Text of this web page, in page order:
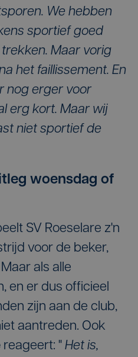
We hebben
sportief goed
Maar vorig
het faillissement. En
nog erger voor
erg kort. Maar wij
niet sportief de
woensdag of
SV Roeselare z'n
voor de beker,
als alle
en er dus officieel
zijn aan de club,
aantreden. Ook
reageert: " Het is,